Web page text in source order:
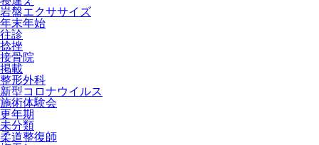
岩盤エクササイズ
年末年始
往診
捻挫
接骨院
掲載
整形外科
新型コロナウイルス
施術体験会
更年期
未分類
柔道整復師